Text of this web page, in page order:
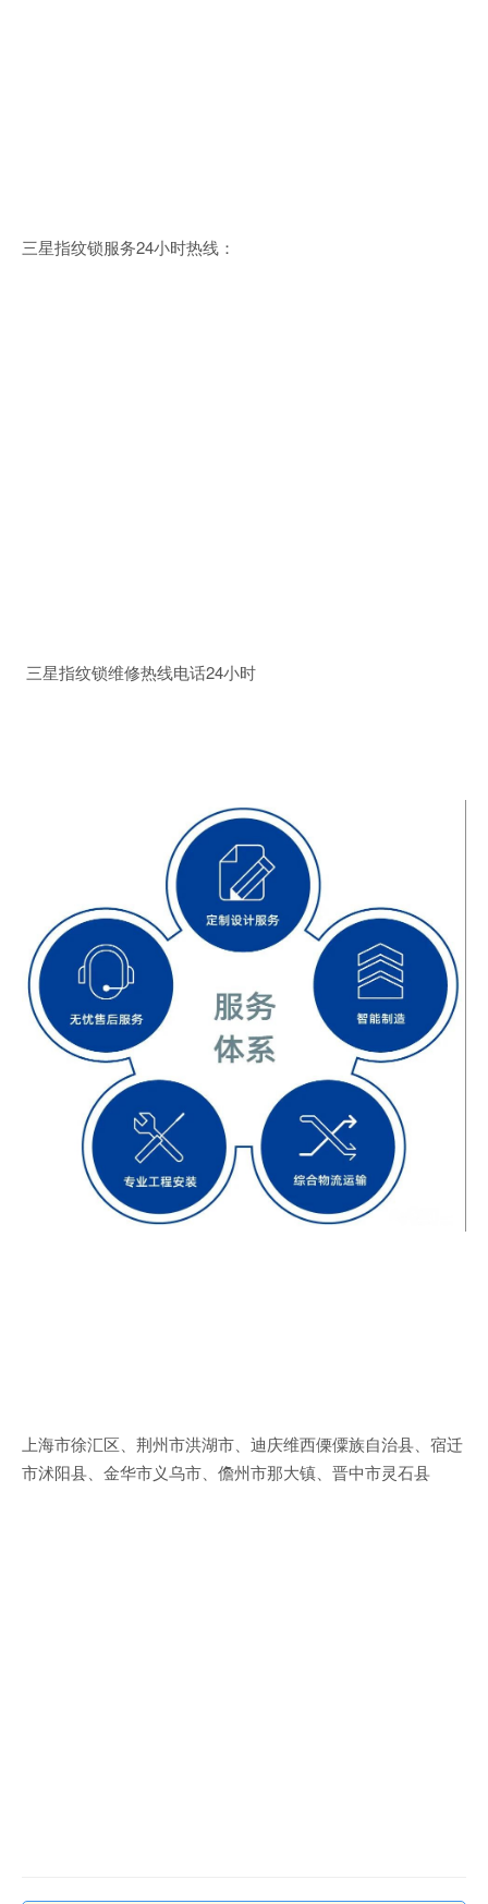
三星指纹锁服务24小时热线：
三星指纹锁维修热线电话24小时
上海市徐汇区、荆州市洪湖市、迪庆维西傈僳族自治县、宿迁
市沭阳县、金华市义乌市、儋州市那大镇、晋中市灵石县